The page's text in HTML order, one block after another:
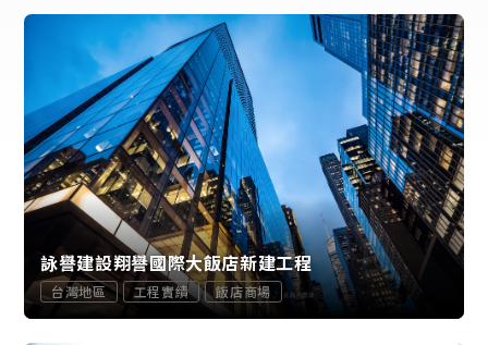
詠譽建設翔譽國際大飯店新建工程
台灣地區 工程實績 飯店商場